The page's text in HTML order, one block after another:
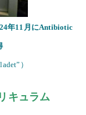
年11月にAntibiotic
）
キュラム